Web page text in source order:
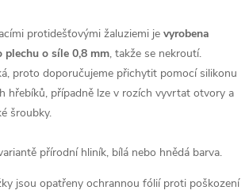
protidešťovými žaluziemi je vyrobena
plechu o síle 0,8 mm, takže se nekroutí.
proto doporučujeme přichytit pomocí silikonu
hřebíků, případně lze v rozích vyvrtat otvory a
šroubky.
přírodní hliník, bílá nebo hnědá barva.
jsou opatřeny ochrannou fólií proti poškození